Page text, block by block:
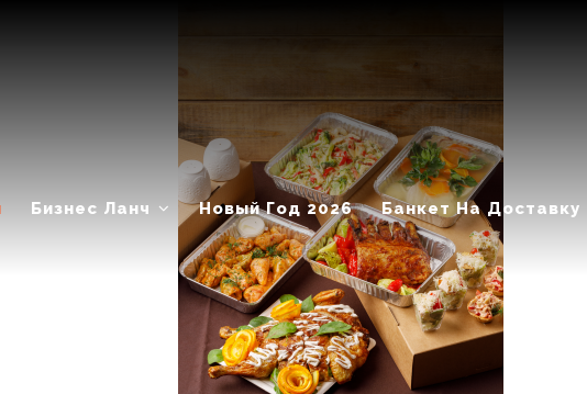
Бизнес Ланч Новый Год 2026 Банкет На Доставку